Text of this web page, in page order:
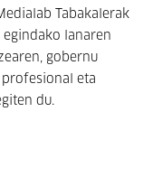
Tabakalerak
egindako lanaren
gobernu
profesional eta
du.